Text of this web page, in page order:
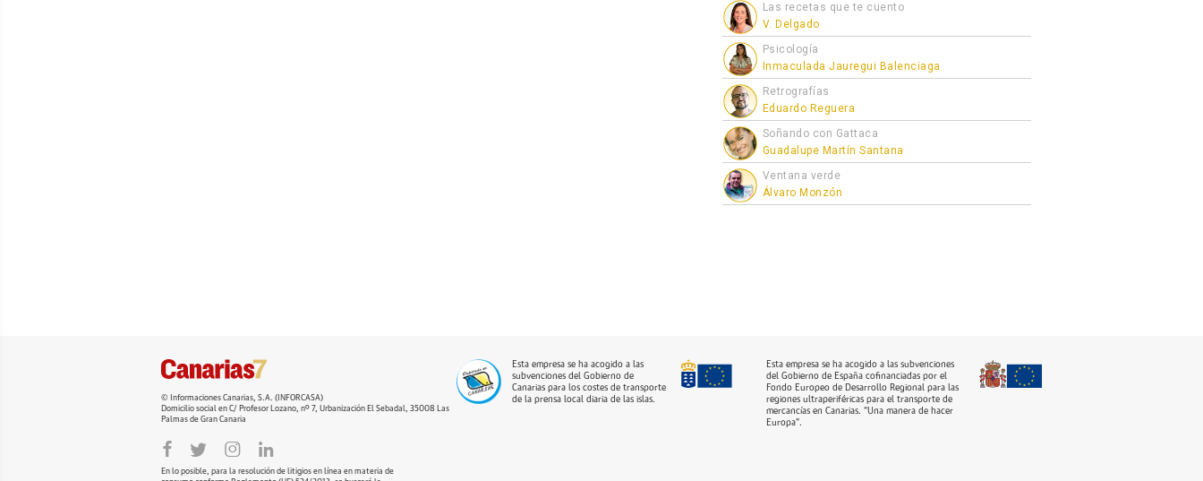
Las recetas que te cuento
V. Delgado
Psicología
Inmaculada Jauregui Balenciaga
Retrografías
Eduardo Reguera
Soñando con Gattaca
Guadalupe Martín Santana
Ventana verde
Álvaro Monzón
© Informaciones Canarias, S.A. (INFORCASA)
Domicilio social en C/ Profesor Lozano, nº 7, Urbanización El Sebadal, 35008 Las
Palmas de Gran Canaria
En lo posible, para la resolución de litigios en línea en materia de
Esta empresa se ha acogido a las
subvenciones del Gobierno de
Canarias para los costes de transporte
de la prensa local diaria de las islas.
Esta empresa se ha acogido a las subvenciones
del Gobierno de España cofinanciadas por el
Fondo Europeo de Desarrollo Regional para las
regiones ultraperiféricas para el transporte de
mercancías en Canarias. “Una manera de hacer
Europa”.